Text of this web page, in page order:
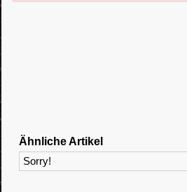
Ähnliche Artikel
Sorry!